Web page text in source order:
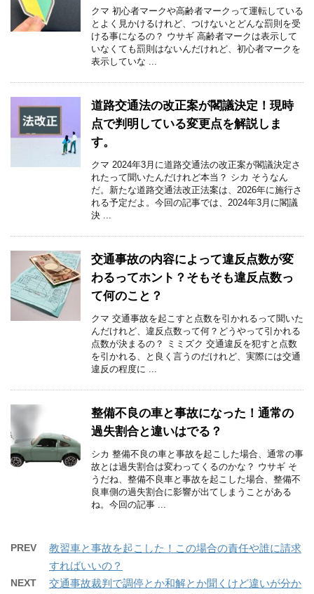
クマ 初心者マークや高齢者マークって運転している
とよく見かけるけれど、つけないとどんな罰則を受
ける事になるの？ ウサギ 高齢者マークは表示して
いなくても罰則はないんだけれど、初心者マークを
表示していな ...
道路交通法の改正案が閣議決定！現時
点で判明している変更点を解説しま
す。
クマ 2024年3月に道路交通法の改正案が閣議決定さ
れたって聞いたんだけれど本当？ シカ そうなん
だ。新たな道路交通法改正法案は、2026年に施行さ
れる予定だよ。今回の記事では、2024年3月に閣議
決 ...
交通事故の内容によって違反点数が変
わるってホント？そもそも違反点数っ
て何のこと？
クマ 交通事故を起こすと点数を引かれるって聞いた
んだけれど、違反点数って何？どうやって引かれる
点数が決まるの？ ミミズク 交通違反を犯すと点数
を引かれる、と良く言うのだけれど、実際には交通
違反の程度に ...
整備不良の車と事故になった！通常の
過失割合と違いはでる？
シカ 整備不良の車と事故を起こした場合、通常の事
故とは過失割合は変わってくるのかな？ ウサギ そ
うだね、整備不良車と事故を起こした場合、整備不
良車側の過失割合に影響が出てしまうことがある
ね。今回の記事 ...
PREV
教習車と事故を起こした！この場合の責任や誰に請求
すればいいの？
NEXT
交通事故裁判で調停とか和解とか聞くけど違いが分か